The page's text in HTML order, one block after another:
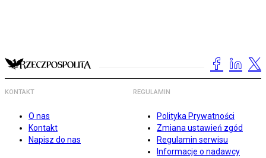
KONTAKT
O nas
Kontakt
Napisz do nas
REGULAMIN
Polityka Prywatności
Zmiana ustawień zgód
Regulamin serwisu
Informacje o nadawcy